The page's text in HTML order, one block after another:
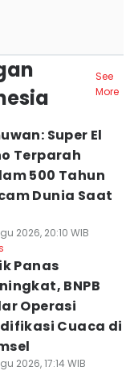
See
More
Super El
Terparah
500 Tahun
Dunia Saat
2026, 20:10 WIB
Panas
BNPB
Operasi
Cuaca di
2026, 17:14 WIB